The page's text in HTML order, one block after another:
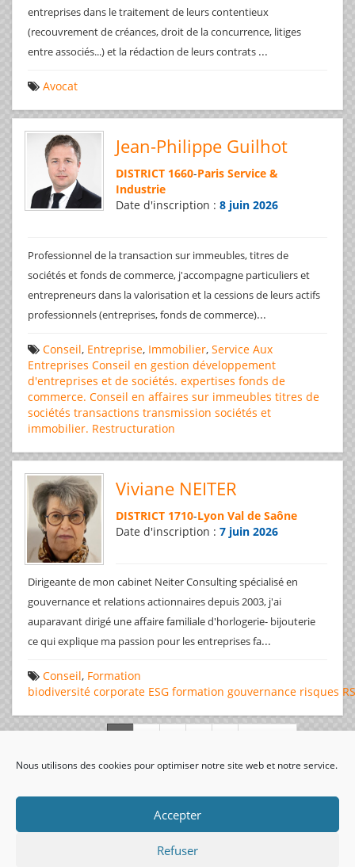
Nous utilisons des cookies pour optimiser notre site web et notre service.
Accepter
Refuser
entreprises dans le traitement de leurs contentieux
(recouvrement de créances, droit de la concurrence, litiges
entre associés...) et la rédaction de leurs contrats ...
Avocat
Jean-Philippe Guilhot
DISTRICT 1660-Paris Service &
Industrie
Date d'inscription : 8 juin 2026
Professionnel de la transaction sur immeubles, titres de
sociétés et fonds de commerce, j'accompagne particuliers et
entrepreneurs dans la valorisation et la cessions de leurs actifs
professionnels (entreprises, fonds de commerce)...
Conseil, Entreprise, Immobilier, Service Aux
Entreprises Conseil en gestion développement
d'entreprises et de sociétés. expertises fonds de
commerce. Conseil en affaires sur immeubles titres de
sociétés transactions transmission sociétés et
immobilier. Restructuration
Viviane NEITER
DISTRICT 1710-Lyon Val de Saône
Date d'inscription : 7 juin 2026
Dirigeante de mon cabinet Neiter Consulting spécialisé en
gouvernance et relations actionnaires depuis 2003, j'ai
auparavant dirigé une affaire familiale d'horlogerie- bijouterie
ce qui explique ma passion pour les entreprises fa...
Conseil, Formation
biodiversité corporate ESG formation gouvernance risques
visiteurs uniques: